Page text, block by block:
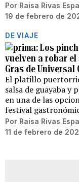
Por Raisa Rivas
19 de febrero de
DE VIAJE
Los
vuelven a robar el
Gras de Universal
El platillo
salsa de guayaba y
en una de las
festival
Por Raisa Rivas
11 de febrero de